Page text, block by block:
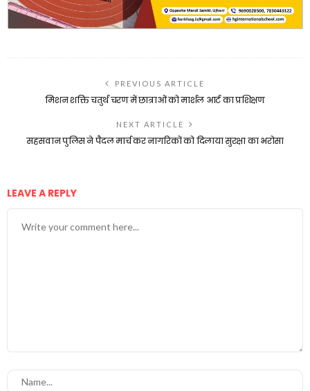
PREVIOUS ARTICLE
मिशन शक्ति चतुर्थ चरण में छात्राओं को मार्शल आर्ट का प्रशिक्षण
NEXT ARTICLE
सहसवान पुलिस ने पैदल मार्च कर नागरिकों को दिलाया सुरक्षा का भरोसा
LEAVE A REPLY